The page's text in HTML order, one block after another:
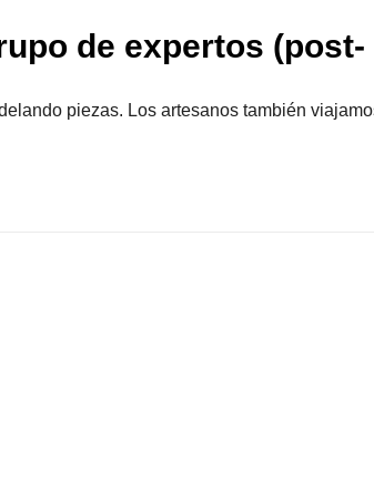
de expertos (post-
piezas. Los artesanos también